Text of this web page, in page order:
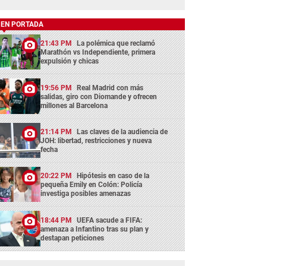
EN PORTADA
21:43 PM La polémica que reclamó
Marathón vs Independiente, primera
expulsión y chicas
19:56 PM Real Madrid con más
salidas, giro con Diomande y ofrecen
millones al Barcelona
21:14 PM Las claves de la audiencia de
JOH: libertad, restricciones y nueva
fecha
20:22 PM Hipótesis en caso de la
pequeña Emily en Colón: Policía
investiga posibles amenazas
18:44 PM UEFA sacude a FIFA:
amenaza a Infantino tras su plan y
destapan peticiones